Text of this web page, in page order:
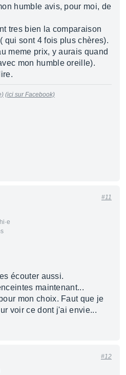
humble avis, pour moi, de
tres bien la comparaison
qui sont 4 fois plus chères).
meme prix, y aurais quand
mon humble oreille).
(ici sur Facebook)
#11
écouter aussi.
maintenant...
mon choix. Faut que je
voir ce dont j'ai envie...
#12